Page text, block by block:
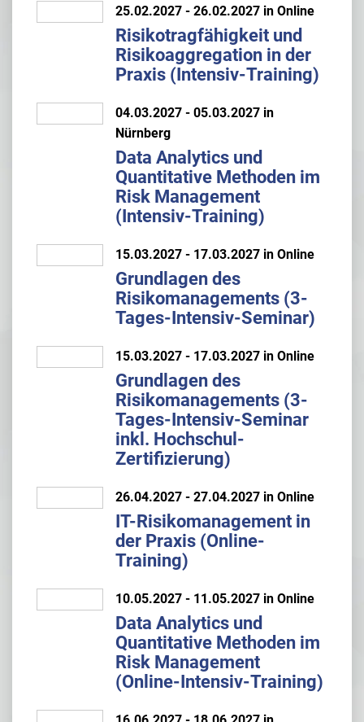
25.02.2027 - 26.02.2027 in Online
Risikotragfähigkeit und
Risikoaggregation in der
Praxis (Intensiv-Training)
04.03.2027 - 05.03.2027 in
Nürnberg
Data Analytics und
Quantitative Methoden im
Risk Management
(Intensiv-Training)
15.03.2027 - 17.03.2027 in Online
Grundlagen des
Risikomanagements (3-
Tages-Intensiv-Seminar)
15.03.2027 - 17.03.2027 in Online
Grundlagen des
Risikomanagements (3-
Tages-Intensiv-Seminar
inkl. Hochschul-
Zertifizierung)
26.04.2027 - 27.04.2027 in Online
IT-Risikomanagement in
der Praxis (Online-
Training)
10.05.2027 - 11.05.2027 in Online
Data Analytics und
Quantitative Methoden im
Risk Management
(Online-Intensiv-Training)